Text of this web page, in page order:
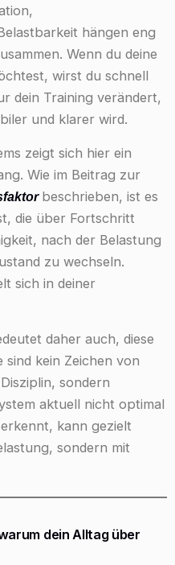
hängen eng
Wenn du deine
wirst du schnell
dein Training verändert,
und klarer wird.
zeigt sich hier ein
Wie im Beitrag zur
beschrieben, ist es
die über Fortschritt
nach der Belastung
zu wechseln.
sich in deiner
daher auch, diese
sind kein Zeichen von
sondern
aktuell nicht optimal
kann gezielt
sondern mit
dein Alltag über